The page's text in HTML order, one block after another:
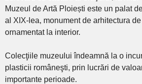
Muzeul de Artă Ploiești este un palat
al XIX-lea, monument de arhitectura
ornamentat la interior.
Colecţiile muzeului îndeamnă la o
plasticii româneşti, prin lucrări de
importante perioade.